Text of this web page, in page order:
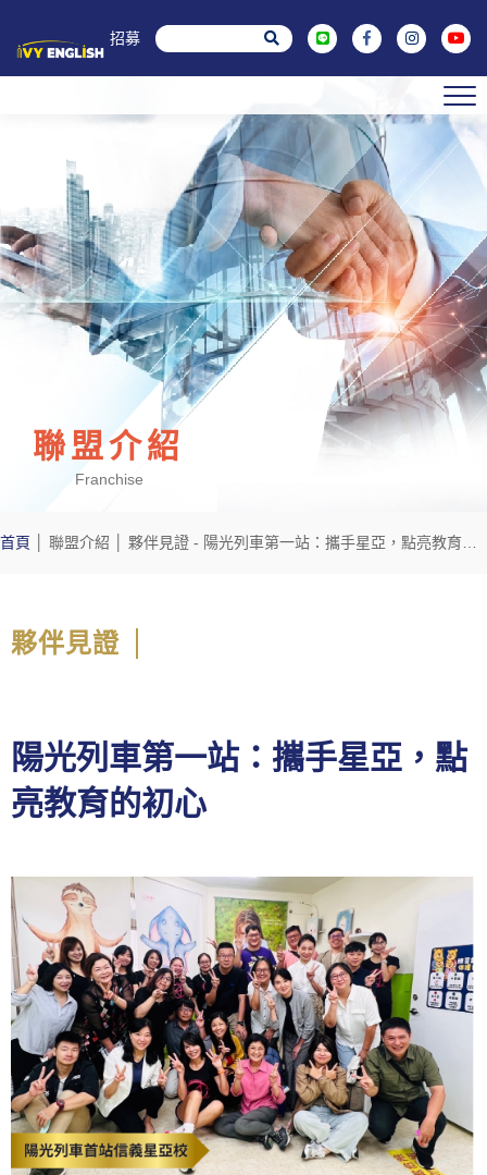
菁英招募
聯盟介紹
Franchise
首頁 聯盟介紹 夥伴見證 - 陽光列車第一站：攜手星亞，點亮教育的初心
夥伴見證
陽光列車第一站：攜手星亞，點
亮教育的初心